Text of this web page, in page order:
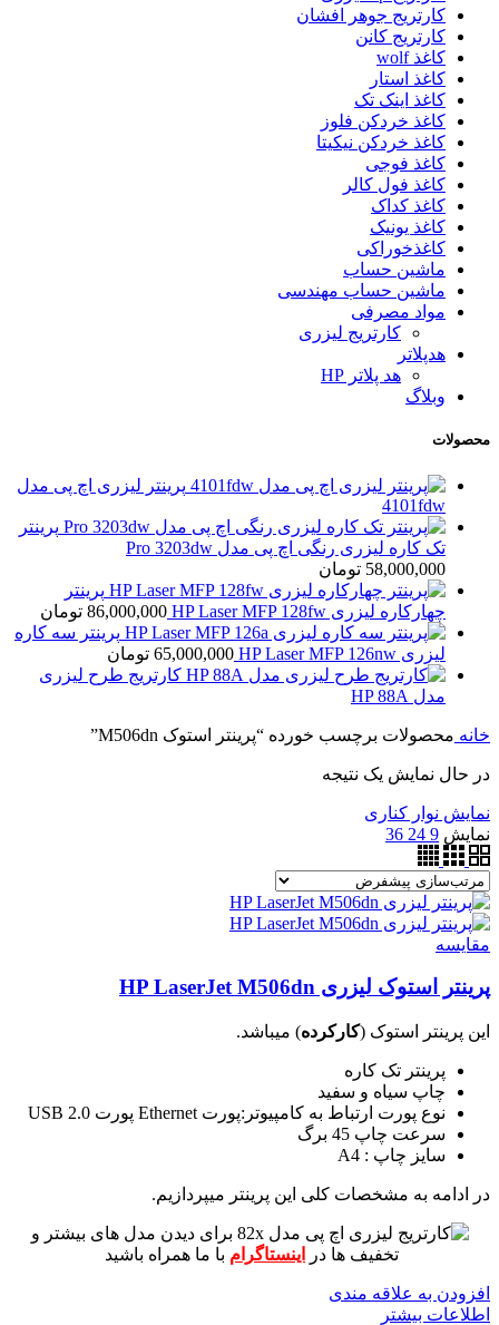
کارتریج جوهر افشان
کارتریج کانن
کاغذ wolf
کاغذ استار
کاغذ اینک تک
کاغذ خردکن فلوز
کاغذ خردکن نیکیتا
کاغذ فوجی
کاغذ فول کالر
کاغذ کداک
کاغذ یونیک
کاغذخوراکی
ماشین حساب
ماشین حساب مهندسی
مواد مصرفی
کارتریج لیزری
هدپلاتر
هد پلاتر HP
وبلاگ
محصولات
پرینتر لیزری اچ پی مدل
4101fdw
پرینتر
تک کاره لیزری رنگی اچ پی مدل Pro 3203dw
58,000,000 تومان
پرینتر
چهارکاره لیزری HP Laser MFP 128fw
86,000,000 تومان
پرینتر سه کاره
لیزری HP Laser MFP 126nw
65,000,000 تومان
کارتریج طرح لیزری
مدل HP 88A
خانه محصولات برچسب خورده “پرینتر استوک M506dn”
در حال نمایش یک نتیجه
نمایش نوار کناری
نمایش 9
24
36
مقايسه
پرینتر استوک لیزری HP LaserJet M506dn
این پرینتر استوک (کارکرده) میباشد.
پرینتر تک کاره
چاپ سیاه و سفید
نوع پورت ارتباط به کامپیوتر:پورت Ethernet پورت USB 2.0
سرعت چاپ 45 برگ
سایز چاپ : A4
در ادامه به مشخصات کلی این پرینتر میپردازیم.
برای دیدن مدل های بیشتر و
تخفیف ها در
اینستاگرام با ما همراه باشید
افزودن به علاقه مندی
اطلاعات بیشتر